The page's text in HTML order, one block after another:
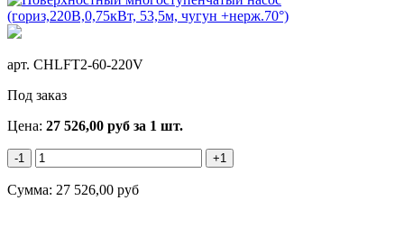
арт. CHLFT2-60-220V
Под заказ
Цена: 27 526,00 руб за 1 шт.
-1 +1
Сумма: 27 526,00 руб